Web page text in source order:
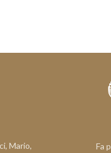
Mario,
Fa